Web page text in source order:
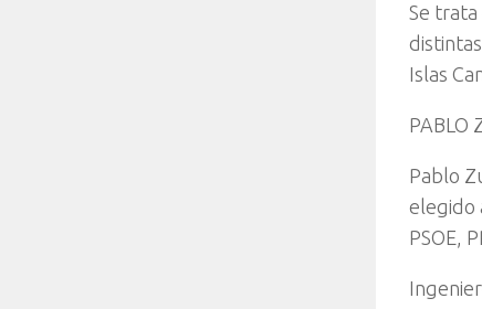
Se
Islas
PABLO
Pablo
elegido
PSOE,